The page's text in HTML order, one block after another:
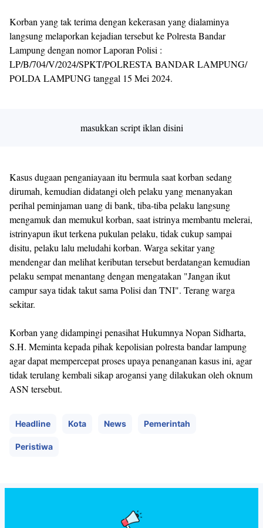
Korban yang tak terima dengan kekerasan yang dialaminya
langsung melaporkan kejadian tersebut ke Polresta Bandar
Lampung dengan nomor Laporan Polisi :
LP/B/704/V/2024/SPKT/POLRESTA BANDAR LAMPUNG/
POLDA LAMPUNG tanggal 15 Mei 2024.
masukkan script iklan disini
Kasus dugaan penganiayaan itu bermula saat korban sedang
dirumah, kemudian didatangi oleh pelaku yang menanyakan
perihal peminjaman uang di bank, tiba-tiba pelaku langsung
mengamuk dan memukul korban, saat istrinya membantu melerai,
istrinyapun ikut terkena pukulan pelaku, tidak cukup sampai
disitu, pelaku lalu meludahi korban. Warga sekitar yang
mendengar dan melihat keributan tersebut berdatangan kemudian
pelaku sempat menantang dengan mengatakan "Jangan ikut
campur saya tidak takut sama Polisi dan TNI". Terang warga
sekitar.
Korban yang didampingi penasihat Hukumnya Nopan Sidharta,
S.H. Meminta kepada pihak kepolisian polresta bandar lampung
agar dapat mempercepat proses upaya penanganan kasus ini, agar
tidak terulang kembali sikap arogansi yang dilakukan oleh oknum
ASN tersebut.
Headline Kota News Pemerintah
Peristiwa